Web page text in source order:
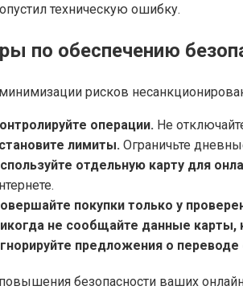
техническую ошибку.
по обеспечению
рисков
операции. Не
лимиты. Ограничьте
отдельную карту для
покупки только у
не сообщайте данные карты,
предложения о
безопасности ваших